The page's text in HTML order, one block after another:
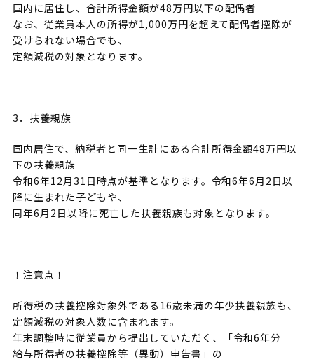
国内に居住し、合計所得金額が48万円以下の配偶者
なお、従業員本人の所得が1,000万円を超えて配偶者控除が
受けられない場合でも、
定額減税の対象となります。
3．扶養親族
国内居住で、納税者と同一生計にある合計所得金額48万円以
下の扶養親族
令和6年12月31日時点が基準となります。令和6年6月2日以
降に生まれた子どもや、
同年6月2日以降に死亡した扶養親族も対象となります。
！注意点！
所得税の扶養控除対象外である16歳未満の年少扶養親族も、
定額減税の対象人数に含まれます。
年末調整時に従業員から提出していただく、「令和6年分
給与所得者の扶養控除等（異動）申告書」の